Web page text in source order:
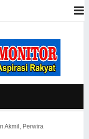
Akmil, Perwira